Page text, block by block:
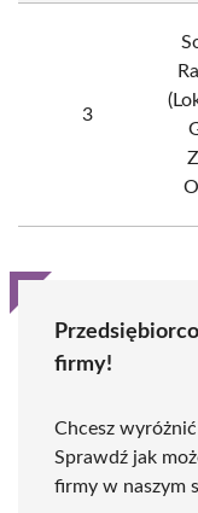
3
firmy!
Chcesz
Sprawdź jak
firmy w naszym